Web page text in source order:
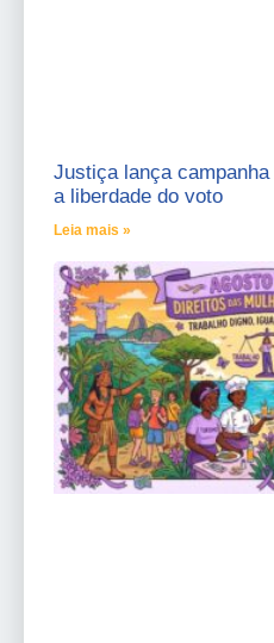
Justiça lança
a liberdade do voto
Leia mais »